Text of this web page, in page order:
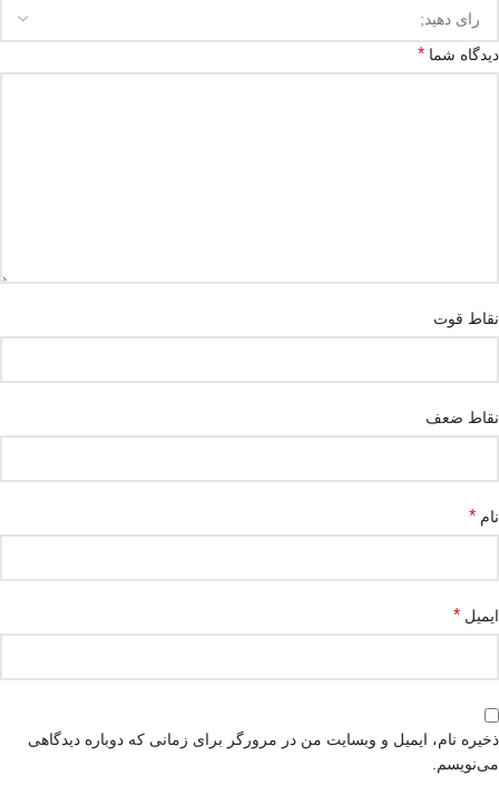
دیدگاه شما *
نقاط قوت
نقاط ضعف
نام *
ایمیل *
ذخیره نام، ایمیل و وبسایت من در مرورگر برای زمانی که دوباره دیدگاهی
می‌نویسم.